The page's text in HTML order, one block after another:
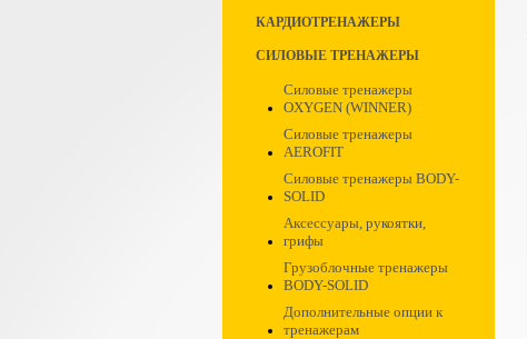
КАРДИОТРЕНАЖЕРЫ
СИЛОВЫЕ ТРЕНАЖЕРЫ
Силовые тренажеры
OXYGEN (WINNER)
Силовые тренажеры
AEROFIT
Силовые тренажеры BODY-
SOLID
Аксессуары, рукоятки,
грифы
Грузоблочные тренажеры
BODY-SOLID
Дополнительные опции к
тренажерам